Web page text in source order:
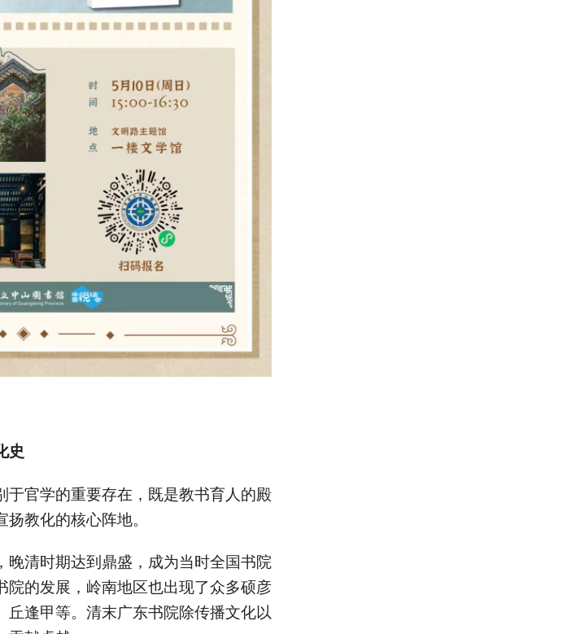
史
官学的重要存在，既是教书育人的殿
教化的核心阵地。
晚清时期达到鼎盛，成为当时全国书院
的发展，岭南地区也出现了众多硕彦
逢甲等。清末广东书院除传播文化以